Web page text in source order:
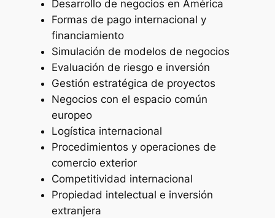
Desarrollo de negocios en América
Formas de pago internacional y
financiamiento
Simulación de modelos de negocios
Evaluación de riesgo e inversión
Gestión estratégica de proyectos
Negocios con el espacio común
europeo
Logística internacional
Procedimientos y operaciones de
comercio exterior
Competitividad internacional
Propiedad intelectual e inversión
extranjera